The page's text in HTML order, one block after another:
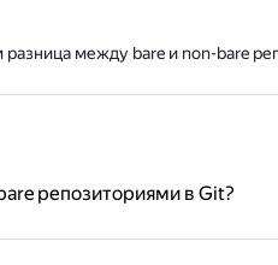
разница между bare и non-bare
репозиториями в Git?